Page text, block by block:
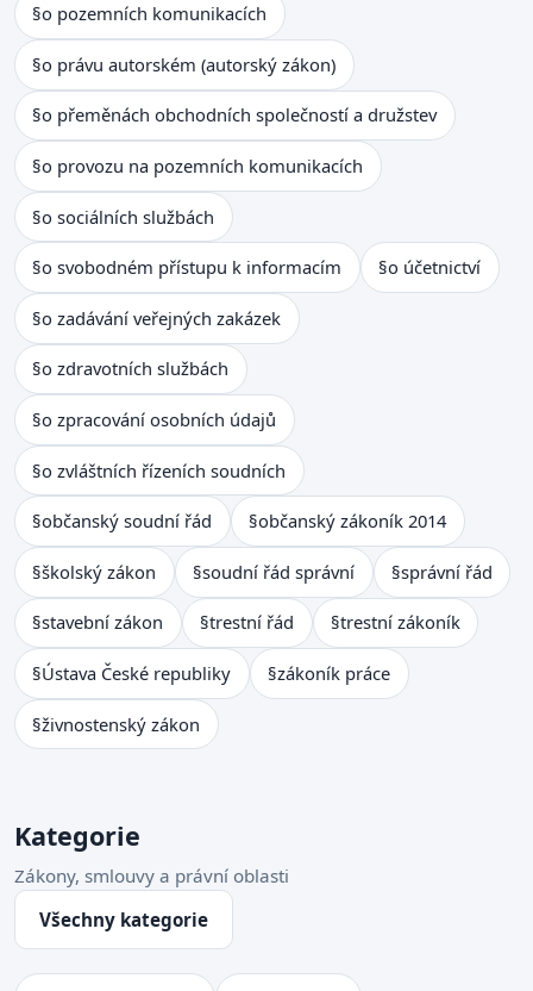
§o pozemních komunikacích
§o právu autorském (autorský zákon)
§o přeměnách obchodních společností a družstev
§o provozu na pozemních komunikacích
§o sociálních službách
§o svobodném přístupu k informacím §o účetnictví
§o zadávání veřejných zakázek
§o zdravotních službách
§o zpracování osobních údajů
§o zvláštních řízeních soudních
§občanský soudní řád §občanský zákoník 2014
§školský zákon §soudní řád správní §správní řád
§stavební zákon §trestní řád §trestní zákoník
§Ústava České republiky §zákoník práce
§živnostenský zákon
Kategorie
Zákony, smlouvy a právní oblasti
Všechny kategorie